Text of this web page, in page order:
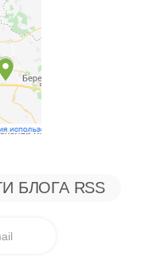
БЛОГА RSS